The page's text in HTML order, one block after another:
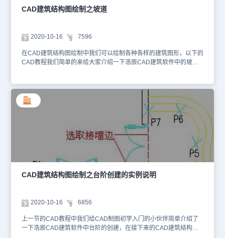
CAD建筑结构图绘制之坡道
2020-10-16 7596
在CAD建筑结构图绘制中我们可以绘制各种各样的建筑图形，以下的
CAD教程我们简单的来给大家介绍一下浩辰CAD建筑软件中的坡道
散水。建筑设计→楼梯其他→坡道(PD)点取菜单命令后，显示对话框
如下图所示： 以上就是关于坡道的简单介绍了，各位CAD制图初学
入门的小伙伴都了解了吗？更多关于CAD建筑结构图绘制的内容大家
可以在浩辰CAD下载中心免费安装正版CAD制图软件来跟着小编一
CAD建筑结构图绘制之台阶创建的实例说明
2020-10-16 6856
上一节的CAD教程中我们给CAD制图初学入门的小伙伴简单介绍了
一下浩辰CAD建筑软件中台阶的创建，在接下来的CAD建筑结构图